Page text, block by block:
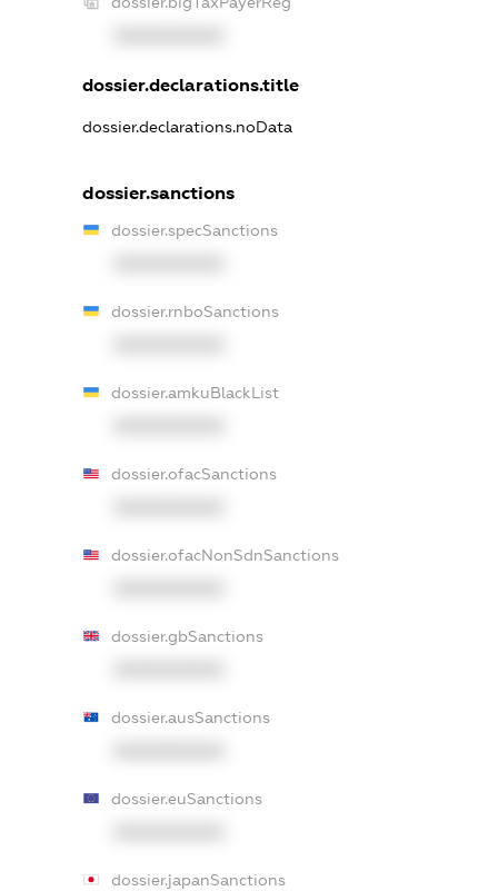
dossier.declarations.title
dossier.declarations.noData
dossier.sanctions
dossier.specSanctions
dossier.rnboSanctions
dossier.amkuBlackList
dossier.ofacSanctions
dossier.ofacNonSdnSanctions
dossier.gbSanctions
dossier.ausSanctions
dossier.euSanctions
dossier.japanSanctions